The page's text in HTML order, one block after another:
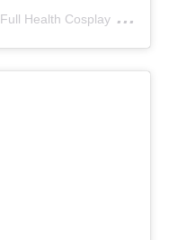
Full Health Cosplay